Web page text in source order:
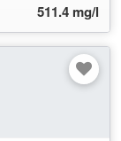
511.4 mg/l